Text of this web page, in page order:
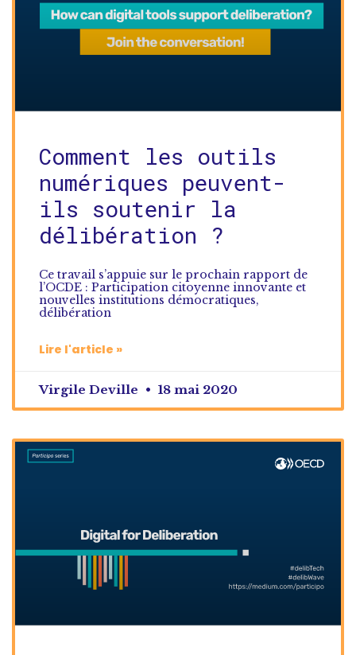
Comment les outils
numériques peuvent-
ils soutenir la
délibération ?
Ce travail s’appuie sur le prochain rapport de
l’OCDE : Participation citoyenne innovante et
nouvelles institutions démocratiques,
délibération
Lire l'article »
Virgile Deville 18 mai 2020